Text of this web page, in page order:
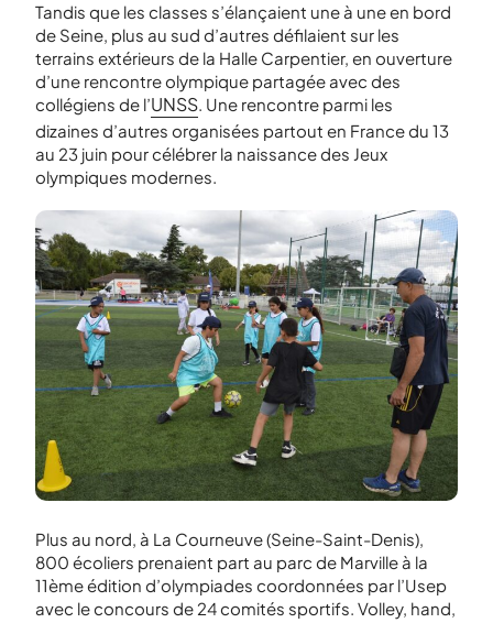
Tandis que les classes s’élançaient une à une en bord
de Seine, plus au sud d’autres défilaient sur les
terrains extérieurs de la Halle Carpentier, en ouverture
d’une rencontre olympique partagée avec des
collégiens de l’UNSS. Une rencontre parmi les
dizaines d’autres organisées partout en France du 13
au 23 juin pour célébrer la naissance des Jeux
olympiques modernes.
Plus au nord, à La Courneuve (Seine-Saint-Denis),
800 écoliers prenaient part au parc de Marville à la
11èmeédition d’olympiades coordonnées par l’Usep
avec le concours de 24 comités sportifs. Volley, hand,